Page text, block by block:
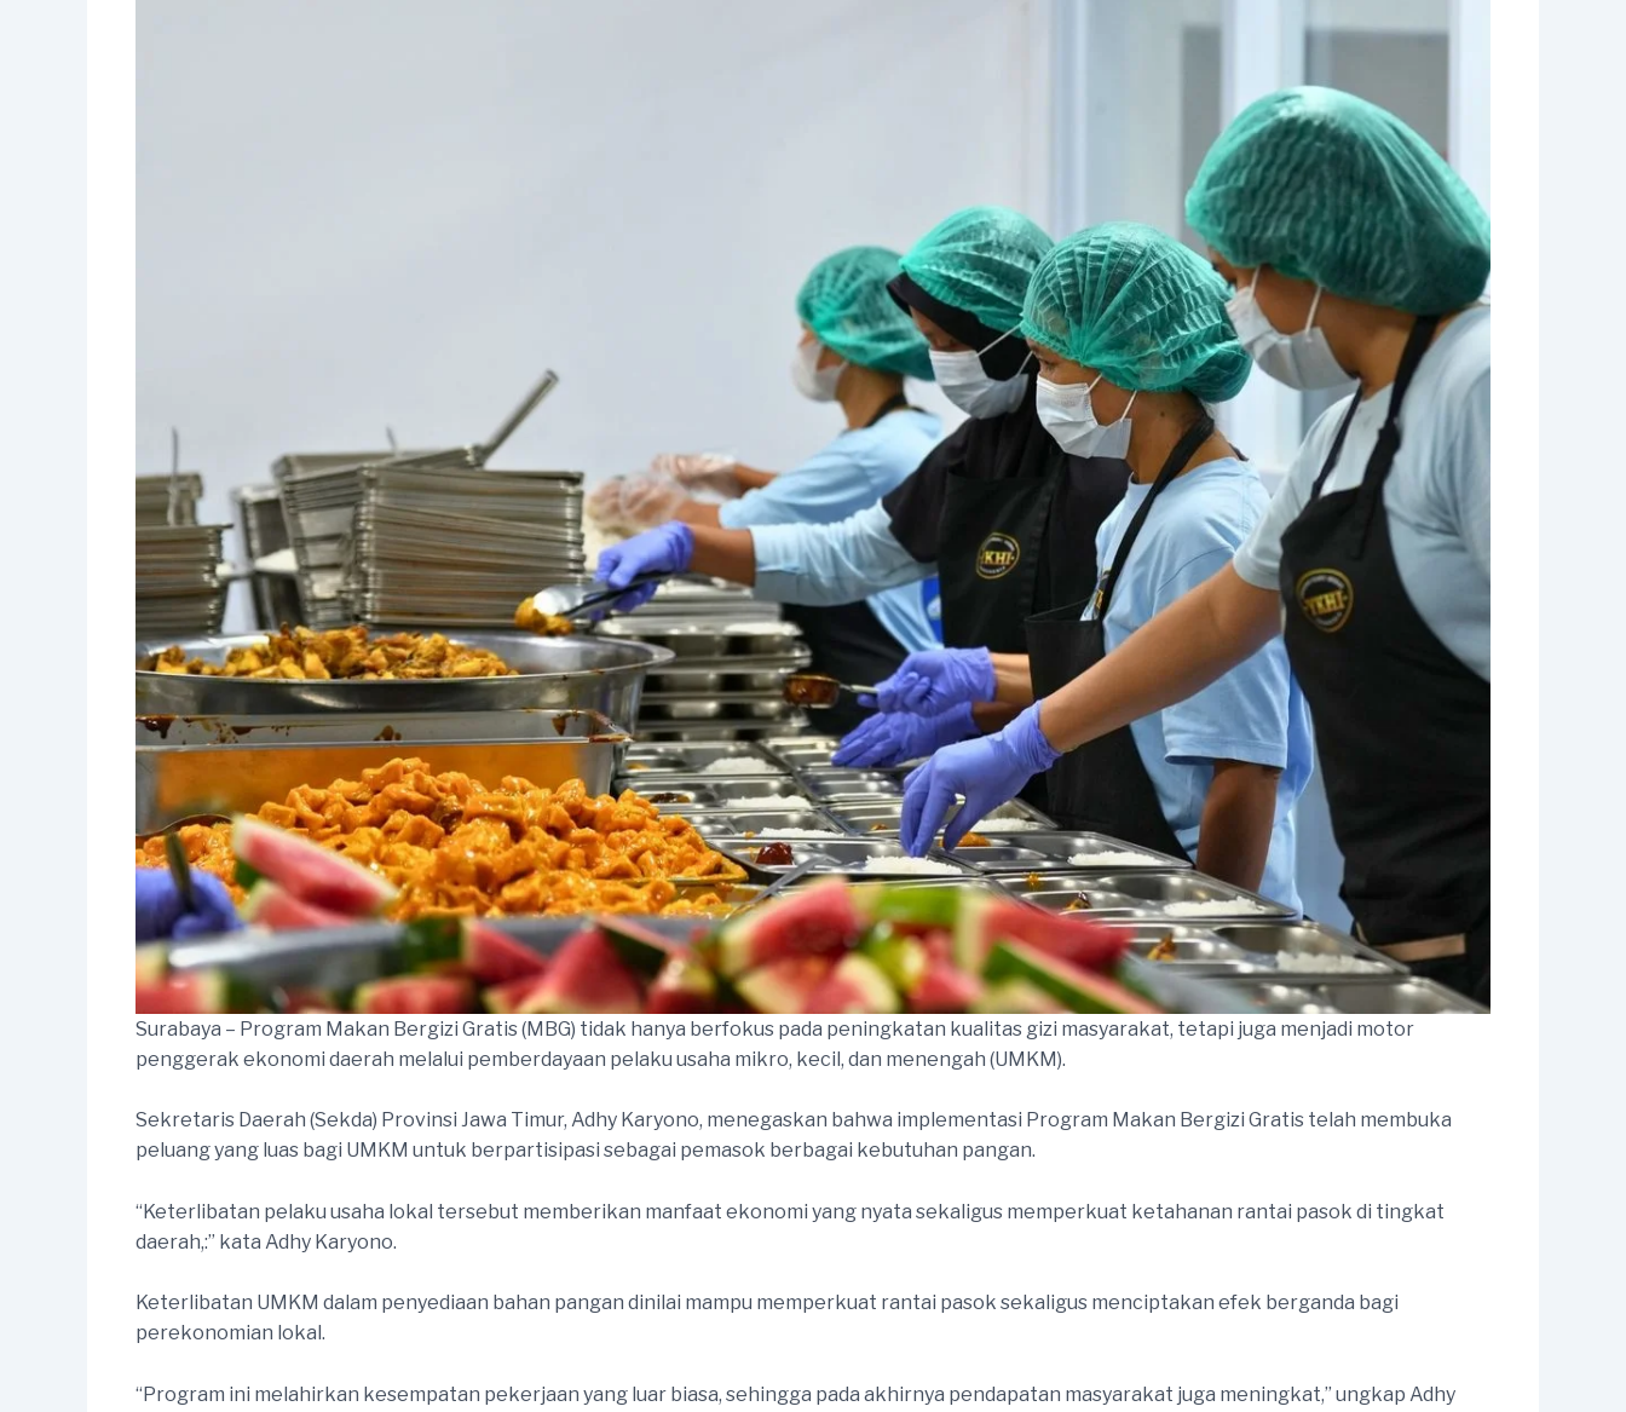
Surabaya – Program Makan Bergizi Gratis (MBG) tidak hanya berfokus pada peningkatan kualitas gizi masyarakat, tetapi juga menjadi motor
penggerak ekonomi daerah melalui pemberdayaan pelaku usaha mikro, kecil, dan menengah (UMKM).
Sekretaris Daerah (Sekda) Provinsi Jawa Timur, Adhy Karyono, menegaskan bahwa implementasi Program Makan Bergizi Gratis telah membuka
peluang yang luas bagi UMKM untuk berpartisipasi sebagai pemasok berbagai kebutuhan pangan.
“Keterlibatan pelaku usaha lokal tersebut memberikan manfaat ekonomi yang nyata sekaligus memperkuat ketahanan rantai pasok di tingkat
daerah,:” kata Adhy Karyono.
Keterlibatan UMKM dalam penyediaan bahan pangan dinilai mampu memperkuat rantai pasok sekaligus menciptakan efek berganda bagi
perekonomian lokal.
“Program ini melahirkan kesempatan pekerjaan yang luar biasa, sehingga pada akhirnya pendapatan masyarakat juga meningkat,” ungkap Adhy